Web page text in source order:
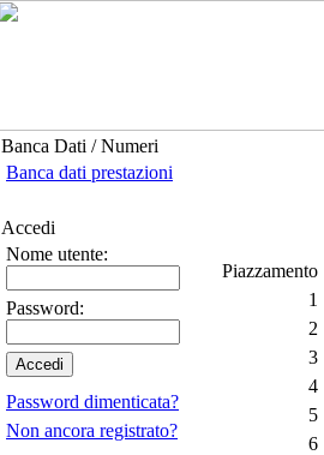
Banca Dati / Numeri
Banca dati prestazioni
Accedi
Nome utente:
Password:
Password dimenticata?
Non ancora registrato?
Piazzamento
1
2
3
4
5
6